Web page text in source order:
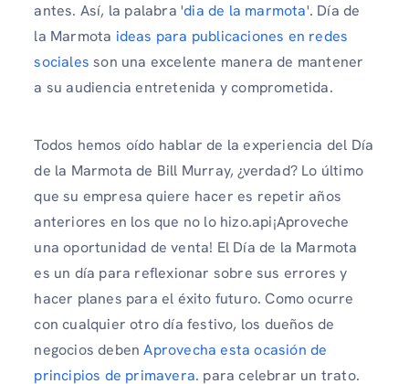
antes. Así, la palabra 'dia de la marmota'. Día de
la Marmota ideas para publicaciones en redes
sociales son una excelente manera de mantener
a su audiencia entretenida y comprometida.
Todos hemos oído hablar de la experiencia del Día
de la Marmota de Bill Murray, ¿verdad? Lo último
que su empresa quiere hacer es repetir años
anteriores en los que no lo hizo.api¡Aproveche
una oportunidad de venta! El Día de la Marmota
es un día para reflexionar sobre sus errores y
hacer planes para el éxito futuro. Como ocurre
con cualquier otro día festivo, los dueños de
negocios deben Aprovecha esta ocasión de
principios de primavera. para celebrar un trato.